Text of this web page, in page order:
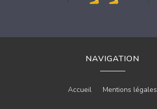
NAVIGATION
Accueil Mentions légales